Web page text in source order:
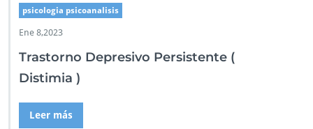
psicologia psicoanalisis
Ene 8,2023
Trastorno Depresivo Persistente (
Distimia )
Leer más